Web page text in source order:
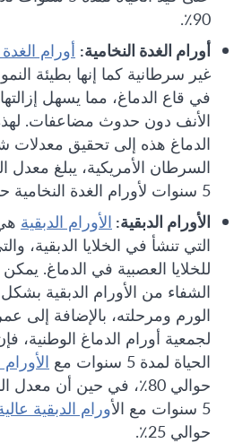
90٪.
أورام الغدة النخامية: أورام
غير سرطانية كما إنها بطيئة
في قاع الدماغ، مما يسهل
الأنف دون حدوث مضاعفات.
الدماغ هذه إلى تحقيق معدلات
السرطان الأمريكية، يبلغ معدل
5 سنوات لأورام الغدة النخامية حوالي 95٪.
الأورام الدبقية: الأورام الدبقية
التي تنشأ في الخلايا الدبقية،
للخلايا العصبية في الدماغ.
الشفاء من الأورام الدبقية
الورم ومرحلته، بالإضافة إلى
لجمعية أورام الدماغ الوطنية،
الحياة لمدة 5 سنوات مع
حوالي 80٪، في حين أن
5 سنوات مع الأ
ورام الدبقية
حوالي 25٪.